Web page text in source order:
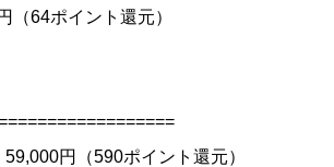
（64ポイント還元）
59,000円（590ポイント還元）